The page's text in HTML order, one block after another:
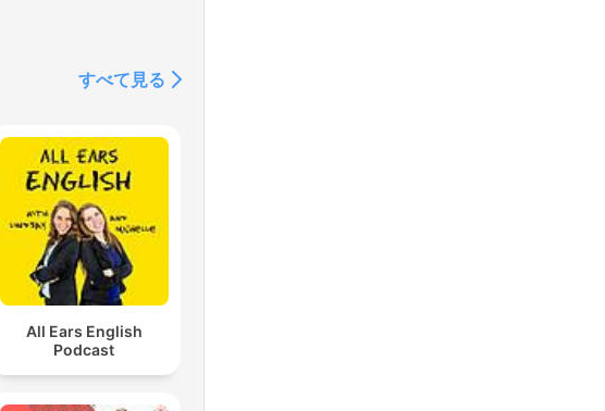
すべて見る
All Ears English
Podcast